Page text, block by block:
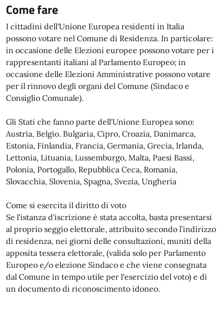
Come fare
I cittadini dell'Unione Europea residenti in Italia
possono votare nel Comune di Residenza. In particolare:
in occasione delle Elezioni europee possono votare per i
rappresentanti italiani al Parlamento Europeo; in
occasione delle Elezioni Amministrative possono votare
per il rinnovo degli organi del Comune (Sindaco e
Consiglio Comunale).
Gli Stati che fanno parte dell'Unione Europea sono:
Austria, Belgio. Bulgaria, Cipro, Croazia, Danimarca,
Estonia, Finlandia, Francia, Germania, Grecia, Irlanda,
Lettonia, Lituania, Lussemburgo, Malta, Paesi Bassi,
Polonia, Portogallo, Repubblica Ceca, Romania,
Slovacchia, Slovenia, Spagna, Svezia, Ungheria
Come si esercita il diritto di voto
Se l'istanza d'iscrizione è stata accolta, basta presentarsi
al proprio seggio elettorale, attribuito secondo l’indirizzo
di residenza, nei giorni delle consultazioni, muniti della
apposita tessera elettorale, (valida solo per Parlamento
Europeo e/o elezione Sindaco e che viene consegnata
dal Comune in tempo utile per l'esercizio del voto) e di
un documento di riconoscimento idoneo.